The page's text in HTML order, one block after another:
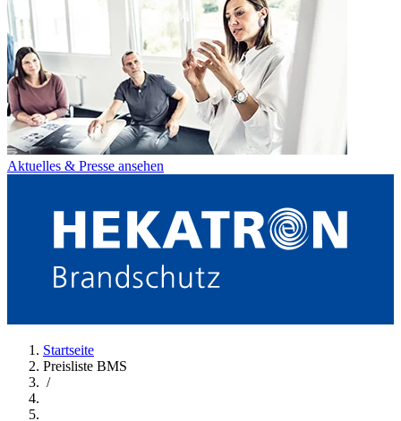
Aktuelles & Presse ansehen
Startseite
Preisliste BMS
/